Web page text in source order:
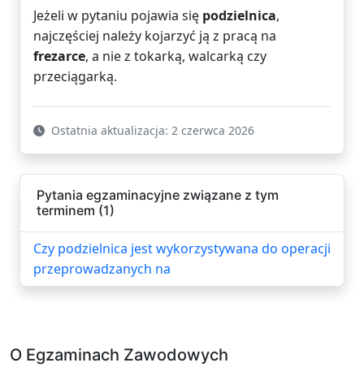
Jeżeli w pytaniu pojawia się podzielnica,
najczęściej należy kojarzyć ją z pracą na
frezarce, a nie z tokarką, walcarką czy
przeciągarką.
Ostatnia aktualizacja: 2 czerwca 2026
Pytania egzaminacyjne związane z tym
terminem (1)
Czy podzielnica jest wykorzystywana do operacji
przeprowadzanych na
O Egzaminach Zawodowych